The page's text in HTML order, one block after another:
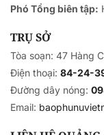
Phó Tổng biên tập:
TRỤ SỞ
Tòa soạn: 47 Hàng
Điện thoại: 84-24-
Đường dây nóng:
Email: